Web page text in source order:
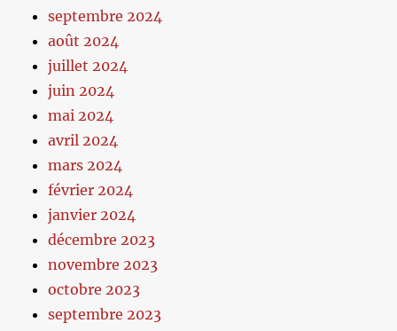
septembre 2024
août 2024
juillet 2024
juin 2024
mai 2024
avril 2024
mars 2024
février 2024
janvier 2024
décembre 2023
novembre 2023
octobre 2023
septembre 2023